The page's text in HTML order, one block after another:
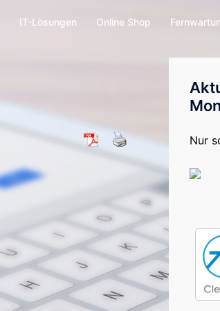
IT-Lösungen Online Shop
Nur